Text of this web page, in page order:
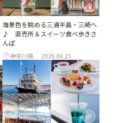
海景色を眺める三浦半島・三崎へ
♪ 直売所＆スイーツ食べ歩きさ
んぽ
神奈川県 2026.06.25